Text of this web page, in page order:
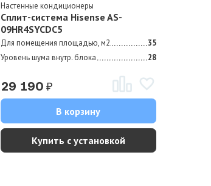
Настенные кондиционеры
Сплит-система Hisense AS-
09HR4SYCDC5
Для помещения площадью, м2
35
Уровень шума внутр. блока
28
29 190 ₽
В корзину
Купить с установкой